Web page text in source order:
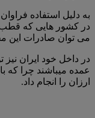
به دلیل استفاده
در کشور هایی که قطب
می توان صادرات این
در داخل خود ایران نیز
عمده میباشند چرا که
ارزان را انجام داد.